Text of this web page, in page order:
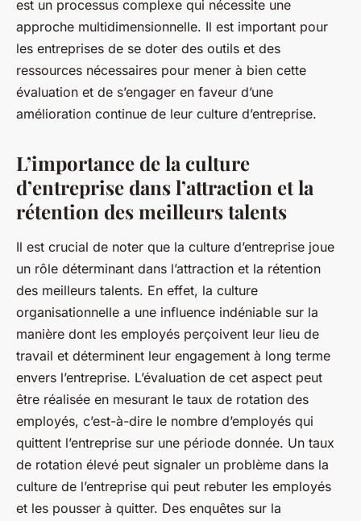
est un processus complexe qui nécessite une
approche multidimensionnelle. Il est important pour
les entreprises de se doter des outils et des
ressources nécessaires pour mener à bien cette
évaluation et de s’engager en faveur d’une
amélioration continue de leur culture d’entreprise.
L’importance de la culture
d’entreprise dans l’attraction et la
rétention des meilleurs talents
Il est crucial de noter que la culture d’entreprise joue
un rôle déterminant dans l’attraction et la rétention
des meilleurs talents. En effet, la culture
organisationnelle a une influence indéniable sur la
manière dont les employés perçoivent leur lieu de
travail et déterminent leur engagement à long terme
envers l’entreprise. L’évaluation de cet aspect peut
être réalisée en mesurant le taux de rotation des
employés, c’est-à-dire le nombre d’employés qui
quittent l’entreprise sur une période donnée. Un taux
de rotation élevé peut signaler un problème dans la
culture de l’entreprise qui peut rebuter les employés
et les pousser à quitter. Des enquêtes sur la